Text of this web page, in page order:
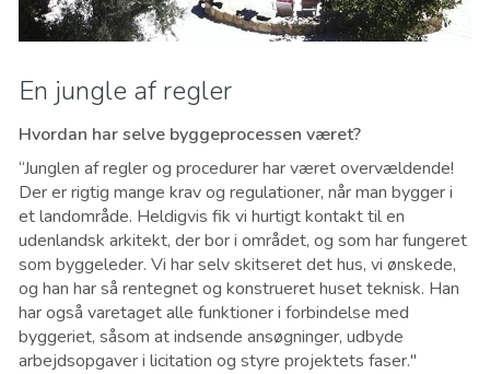
En jungle af regler
Hvordan har selve byggeprocessen været?
“Junglen af regler og procedurer har været overvældende!
Der er rigtig mange krav og regulationer, når man bygger i
et landområde. Heldigvis fik vi hurtigt kontakt til en
udenlandsk arkitekt, der bor i området, og som har fungeret
som byggeleder. Vi har selv skitseret det hus, vi ønskede,
og han har så rentegnet og konstrueret huset teknisk. Han
har også varetaget alle funktioner i forbindelse med
byggeriet, såsom at indsende ansøgninger, udbyde
arbejdsopgaver i licitation og styre projektets faser."